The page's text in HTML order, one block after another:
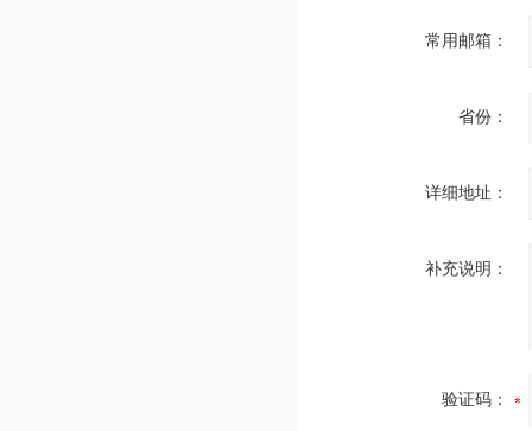
常用邮箱：
省份：
详细地址：
补充说明：
验证码：